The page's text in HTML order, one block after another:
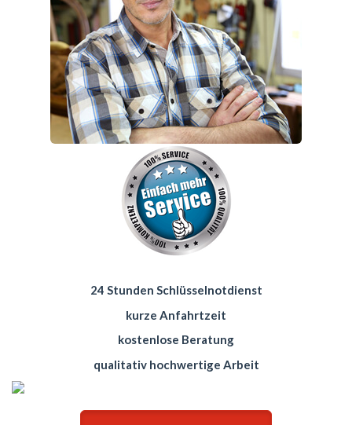
24 Stunden Schlüsselnotdienst
kurze Anfahrtzeit
kostenlose Beratung
qualitativ hochwertige Arbeit